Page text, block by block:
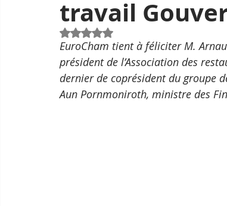
travail
Noté NaN étoiles sur 5.
EuroCham tient à féliciter M.
président de l’Association des
dernier de coprésident du groupe
Aun Pornmoniroth, ministre des